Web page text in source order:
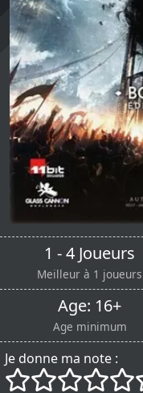
1 - 4 Joueurs
Meilleur à 1 joueurs
Age: 16+
Age minimum
Je donne ma note :
()
() () () ()